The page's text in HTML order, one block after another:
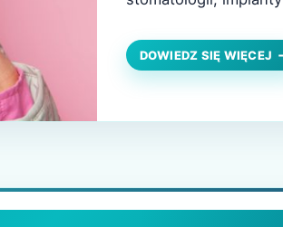
zalety oraz jak
zębowe? Definicja i
DOWIEDZ SIĘ WIĘCEJ